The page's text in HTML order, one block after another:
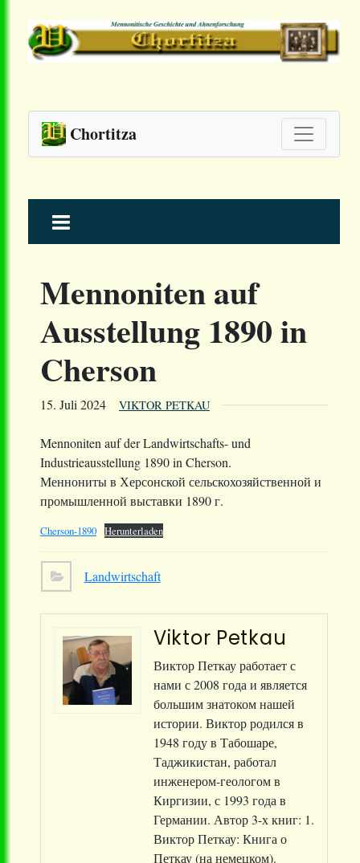
Chortitza
to
Mennoniten auf
Ausstellung 1890 in
Cherson
15. Juli 2024 VIKTOR PETKAU
Mennoniten auf der Landwirtschafts- und
Industrieausstellung 1890 in Cherson.
Меннониты в Херсонской сельскохозяйственной и
промышленной выставки 1890 г.
Cherson-1890 Herunterladen
Landwirtschaft
Viktor Petkau
Виктор Петкау работает с
нами с 2008 года и является
большим знатоком нашей
истории. Виктор родился в
1948 году в Табошаре,
Таджикистан, работал
инженером-геологом в
Киргизии, с 1993 года в
Германии. Автор 3-х книг: 1.
Виктор Петкау: Книга о
Петкау (на немецком).